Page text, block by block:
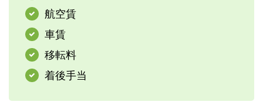
航空賃
車賃
移転料
着後手当